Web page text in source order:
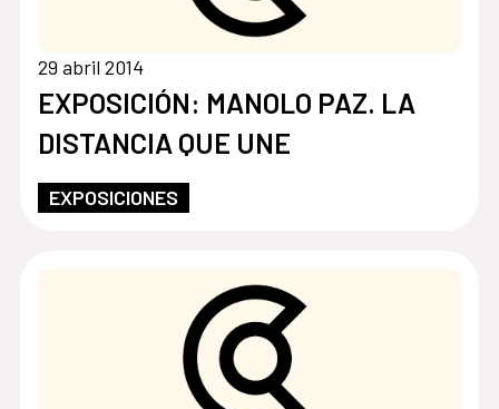
29 abril 2014
EXPOSICIÓN: MANOLO PAZ. LA
DISTANCIA QUE UNE
EXPOSICIONES